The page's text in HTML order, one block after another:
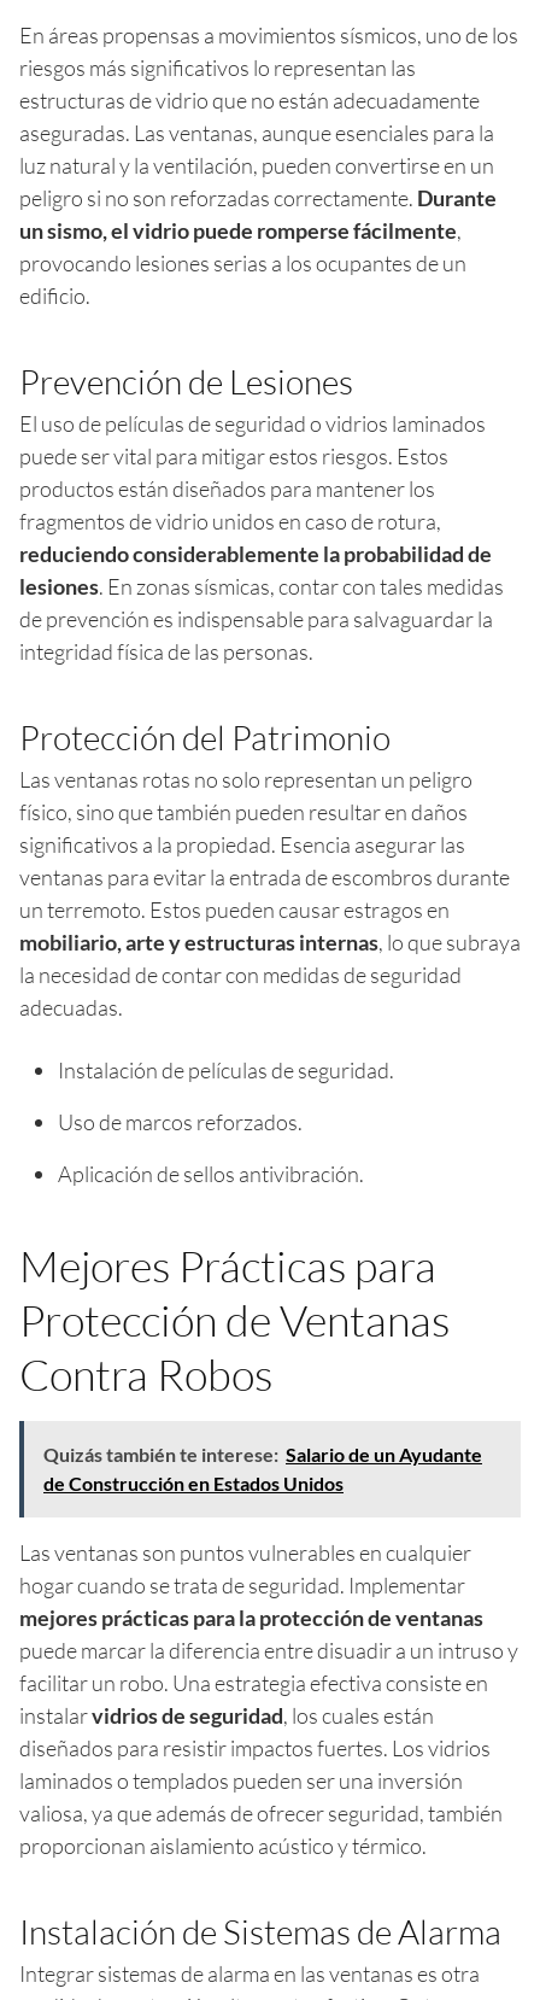
En áreas propensas a movimientos sísmicos, uno de los
riesgos más significativos lo representan las
estructuras de vidrio que no están adecuadamente
aseguradas. Las ventanas, aunque esenciales para la
luz natural y la ventilación, pueden convertirse en un
peligro si no son reforzadas correctamente. Durante
un sismo, el vidrio puede romperse fácilmente,
provocando lesiones serias a los ocupantes de un
edificio.
Prevención de Lesiones
El uso de películas de seguridad o vidrios laminados
puede ser vital para mitigar estos riesgos. Estos
productos están diseñados para mantener los
fragmentos de vidrio unidos en caso de rotura,
reduciendo considerablemente la probabilidad de
lesiones. En zonas sísmicas, contar con tales medidas
de prevención es indispensable para salvaguardar la
integridad física de las personas.
Protección del Patrimonio
Las ventanas rotas no solo representan un peligro
físico, sino que también pueden resultar en daños
significativos a la propiedad. Esencia asegurar las
ventanas para evitar la entrada de escombros durante
un terremoto. Estos pueden causar estragos en
mobiliario, arte y estructuras internas, lo que subraya
la necesidad de contar con medidas de seguridad
adecuadas.
Instalación de películas de seguridad.
Uso de marcos reforzados.
Aplicación de sellos antivibración.
Mejores Prácticas para
Protección de Ventanas
Contra Robos
Quizás también te interese: Salario de un Ayudante
de Construcción en Estados Unidos
Las ventanas son puntos vulnerables en cualquier
hogar cuando se trata de seguridad. Implementar
mejores prácticas para la protección de ventanas
puede marcar la diferencia entre disuadir a un intruso y
facilitar un robo. Una estrategia efectiva consiste en
instalarvidrios de seguridad, los cuales están
diseñados para resistir impactos fuertes. Los vidrios
laminados o templados pueden ser una inversión
valiosa, ya que además de ofrecer seguridad, también
proporcionan aislamiento acústico y térmico.
Instalación de Sistemas de Alarma
Integrar sistemas de alarma en las ventanas es otra